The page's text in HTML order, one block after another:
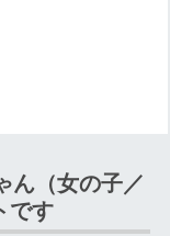
ん（女の子／
です